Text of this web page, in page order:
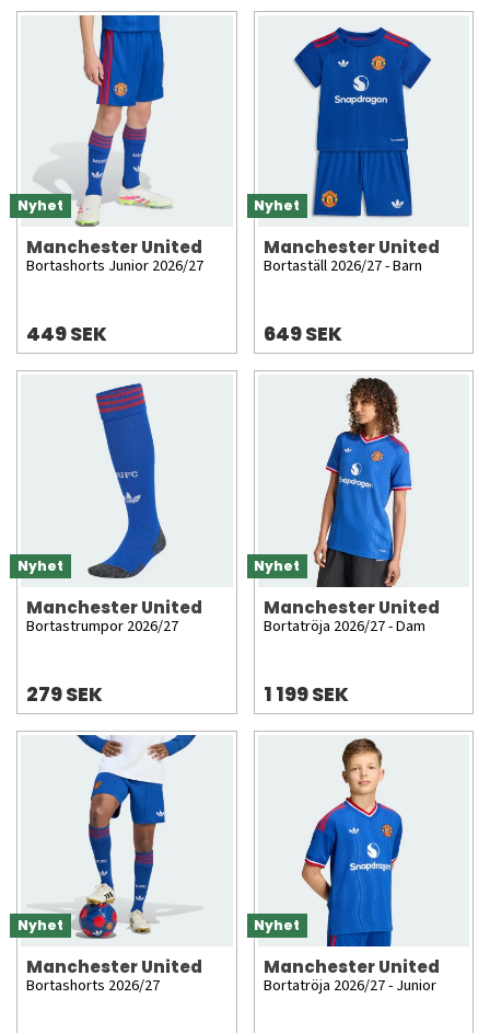
Nyhet
Manchester United
Bortashorts Junior 2026/27
449 SEK
Nyhet
Manchester United
Bortaställ 2026/27 - Barn
649 SEK
Nyhet
Manchester United
Bortastrumpor 2026/27
279 SEK
Nyhet
Manchester United
Bortatröja 2026/27 - Dam
1 199 SEK
Nyhet
Manchester United
Bortashorts 2026/27
Nyhet
Manchester United
Bortatröja 2026/27 - Junior